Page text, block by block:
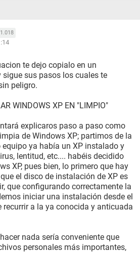
1.018
te dejo copialo en un
sigue sus pasos los cuales te
peligro.
WINDOWS XP EN "LIMPIO"
explicaros paso a paso como
de Windows XP; partimos de la
equipo ya había un XP instalado y
lentitud, etc.... habéis decidido
XP, pues bien, lo primero que hay
el disco de instalación de XP es
que configurando correctamente la
iniciar una instalación desde el
recurrir a la ya conocida y anticuada
nada sería conveniente que
personales más importantes,